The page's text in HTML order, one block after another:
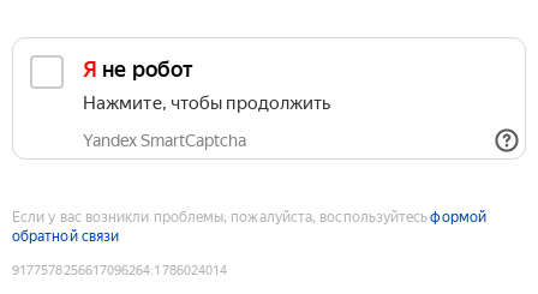
Я не робот
Нажмите, чтобы продолжить
Yandex SmartCaptcha
Если у вас возникли проблемы, пожалуйста, воспользуйтесьформой
обратной связи
9177578256617096264:1786024014